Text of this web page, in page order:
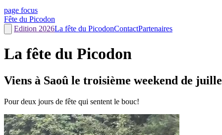
page focus
Fête du Picodon
Edition 2026La fête du PicodonContactPartenaires
La fête du Picodon
Viens à Saoû le troisième weekend de
Pour deux jours de fête qui sentent le bouc!